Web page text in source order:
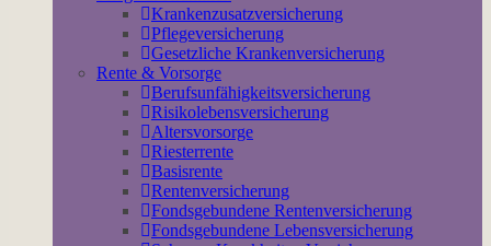
Krankenzusatzversicherung
Pflegeversicherung
Gesetzliche Krankenversicherung
Rente & Vorsorge
Berufs­unfähigkeitsversicherung
Risikolebensversicherung
Altersvorsorge
Riesterrente
Basisrente
Rentenversicherung
Fondsgebundene Rentenversicherung
Fondsgebundene Lebensversicherung